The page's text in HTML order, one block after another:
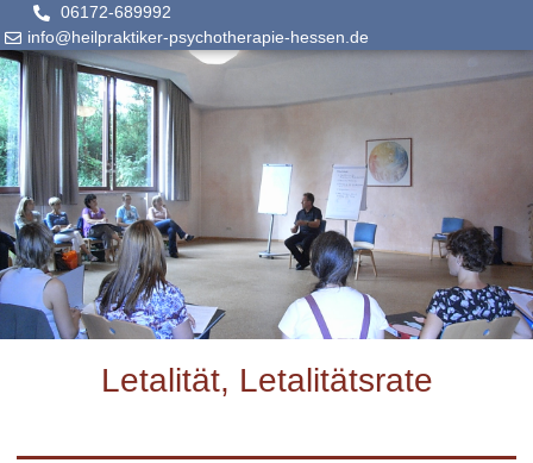
06172-689992
info@heilpraktiker-psychotherapie-hessen.de
Letalität, Letalitätsrate